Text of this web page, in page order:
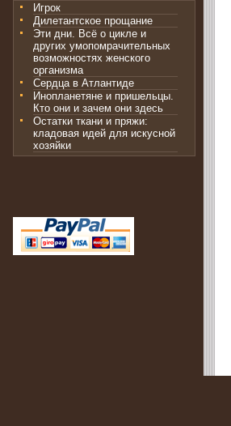
Игрок
Дилетантское прощание
Эти дни. Всё о цикле и
других умопомрачительных
возможностях женского
организма
Сердца в Атлантиде
Инопланетяне и пришельцы.
Кто они и зачем они здесь
Остатки ткани и пряжи:
кладовая идей для искусной
хозяйки